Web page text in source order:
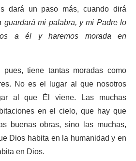
dará un paso más, cuando dirá
mi palabra, y mi Padre lo
a él y haremos morada en
tiene tantas moradas como
No es el lugar al que nosotros
al que Él viene. Las muchas
en el cielo, que hay que
buenas obras, sino las muchas,
Dios habita en la humanidad y en
en Dios.